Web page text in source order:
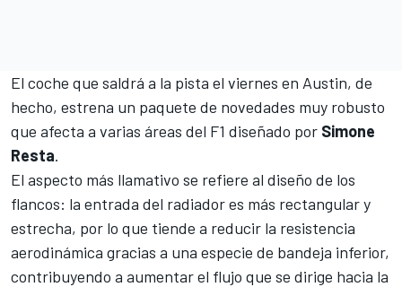
El coche que saldrá a la pista el viernes en Austin, de
hecho, estrena un paquete de novedades muy robusto
que afecta a varias áreas del F1 diseñado por Simone
Resta.
El aspecto más llamativo se refiere al diseño de los
flancos: la entrada del radiador es más rectangular y
estrecha, por lo que tiende a reducir la resistencia
aerodinámica gracias a una especie de bandeja inferior,
contribuyendo a aumentar el flujo que se dirige hacia la